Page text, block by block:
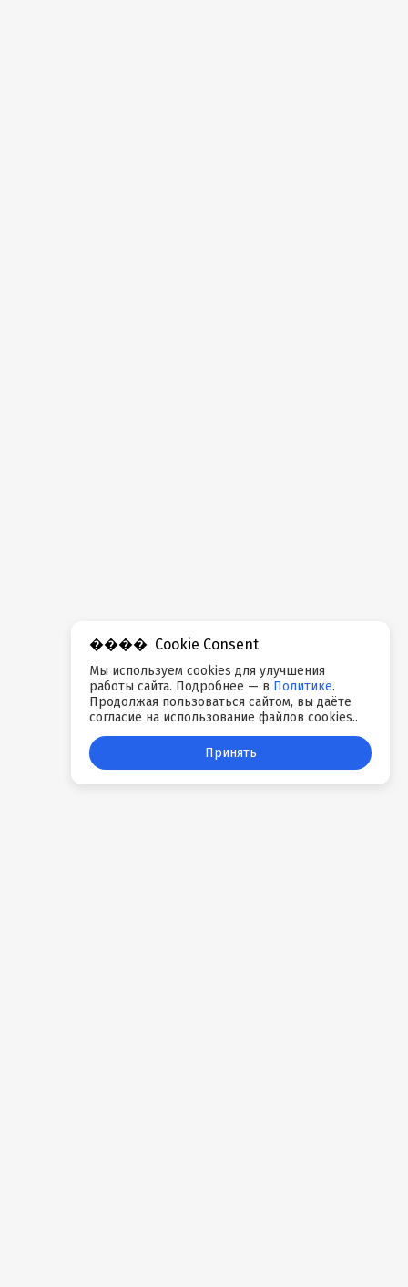
Cookie Consent
Мы используем cookies для улучшения
работы сайта. Подробнее — в Политике.
Продолжая пользоваться сайтом, вы даёте
согласие на использование файлов cookies..
Принять